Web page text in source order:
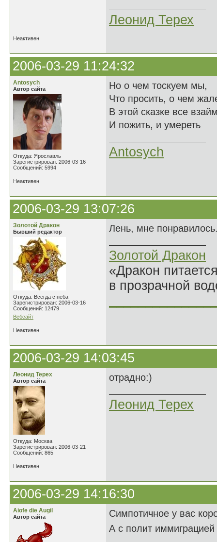
Леонид Терех
Неактивен
2006-03-29 11:24:32
Antosych
Автор сайта
Откуда: Ярославль
Зарегистрирован: 2006-03-16
Сообщений: 5994
Но о чем тоскуем мы,
Что просить, о чем
В этой сказке все
И пожить, и умереть
Antosych
Неактивен
2006-03-29 13:07:26
Золотой Дракон
Бывший редактор
Откуда: Всегда с неба
Зарегистрирован: 2006-03-16
Сообщений: 12479
Вебсайт
Лень, мне
Золотой Дракон
«Дракон
в прозрачной
Неактивен
2006-03-29 14:03:45
Леонид Терех
Автор сайта
Откуда: Москва
Зарегистрирован: 2006-03-21
Сообщений: 865
отрадно:)
Леонид Терех
Неактивен
2006-03-29 14:16:30
Aiofe die Augil
Автор сайта
Симпотичное у вас
А с полит